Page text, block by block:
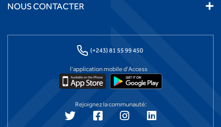
NOUS CONTACTER
(+243) 81 55 99 450
l'application mobile d'Access
Rejoignez la communauté: